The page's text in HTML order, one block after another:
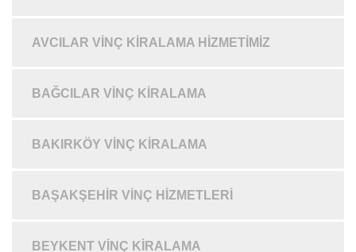
AVCILAR VINÇ KIRALAMA HIZMETIMIZ
BAĞCILAR VINÇ KIRALAMA
BAKIRKÖY VINÇ KIRALAMA
BAŞAKŞEHIR VINÇ HIZMETLERI
BEYKENT VINÇ KIRALAMA